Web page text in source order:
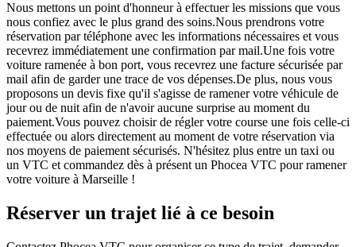
Nous mettons un point d'honneur à effectuer les missions que vous
nous confiez avec le plus grand des soins.Nous prendrons votre
réservation par téléphone avec les informations nécessaires et vous
recevrez immédiatement une confirmation par mail.Une fois votre
voiture ramenée à bon port, vous recevrez une facture sécurisée par
mail afin de garder une trace de vos dépenses.De plus, nous vous
proposons un devis fixe qu'il s'agisse de ramener votre véhicule de
jour ou de nuit afin de n'avoir aucune surprise au moment du
paiement.Vous pouvez choisir de régler votre course une fois celle-ci
effectuée ou alors directement au moment de votre réservation via
nos moyens de paiement sécurisés. N'hésitez plus entre un taxi ou
un VTC et commandez dès à présent un Phocea VTC pour ramener
votre voiture à Marseille !
Réserver un trajet lié à ce besoin